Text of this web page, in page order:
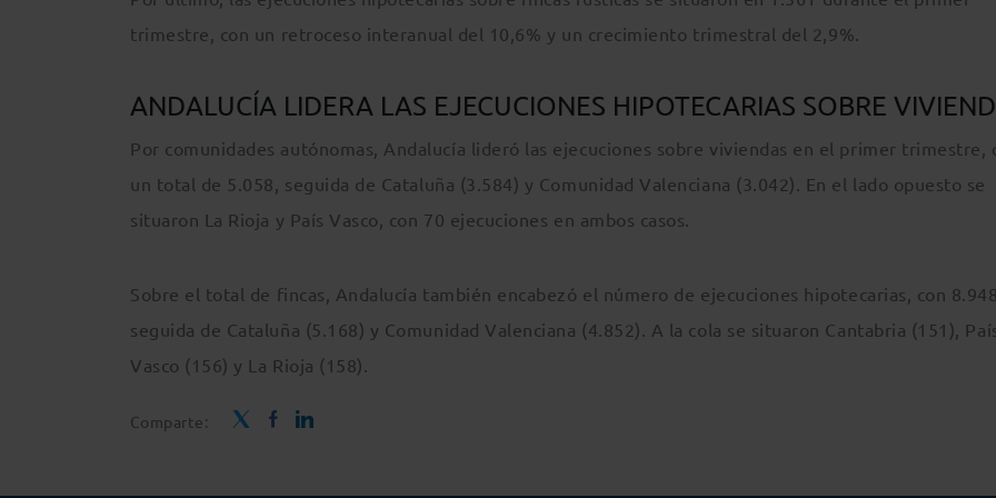
trimestre, con un retroceso interanual del 10,6% y un crecimiento trimestral del 2,9%.
ANDALUCÍA LIDERA LAS EJECUCIONES HIPOTECARIAS SOBRE
Por comunidades autónomas, Andalucía lideró las ejecuciones sobre viviendas en el primer trimestre,
un total de 5.058, seguida de Cataluña (3.584) y Comunidad Valenciana (3.042). En el lado opuesto se
situaron La Rioja y País Vasco, con 70 ejecuciones en ambos casos.
Sobre el total de fincas, Andalucía también encabezó el número de ejecuciones hipotecarias, con
seguida de Cataluña (5.168) y Comunidad Valenciana (4.852). A la cola se situaron Cantabria (151),
Vasco (156) y La Rioja (158).
Comparte: